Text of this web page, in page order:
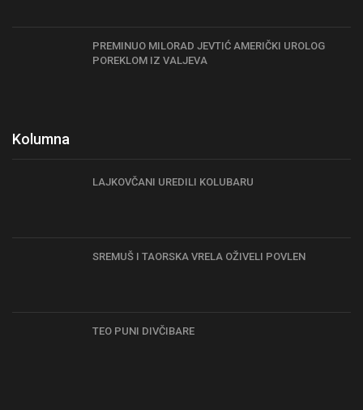
PREMINUO MILORAD JEVTIĆ AMERIČKI UROLOG
POREKLOM IZ VALJEVA
Kolumna
LAJKOVČANI UREDILI KOLUBARU
SREMUŠ I TAORSKA VRELA OŽIVELI POVLEN
TEO PUNI DIVČIBARE